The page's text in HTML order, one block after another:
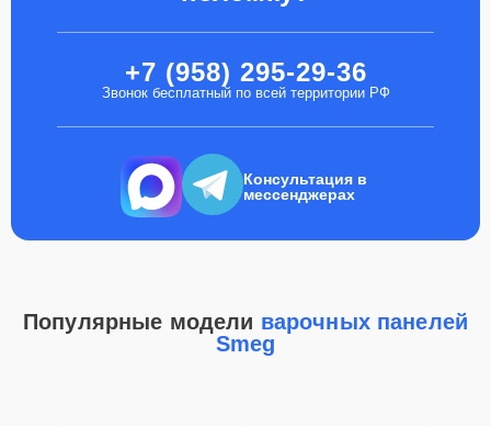
+7 (958) 295-29-36
Звонок бесплатный по всей территории РФ
Консультация в
мессенджерах
Популярные модели варочных панелей
Smeg